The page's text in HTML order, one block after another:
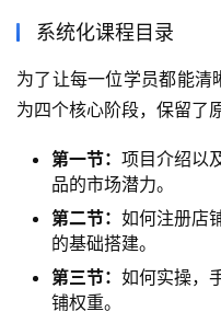
系统化课程目录
为了让每一位学员都能清
为四个核心阶段，保留了
第一节： 项目介绍以
品的市场潜力。
第二节： 如何注册店
的基础搭建。
第三节： 如何实操，
铺权重。